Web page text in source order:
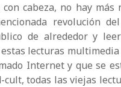
cabeza, no hay más
revolución
de alrededor y
lecturas
Internet y que se
todas las viejas